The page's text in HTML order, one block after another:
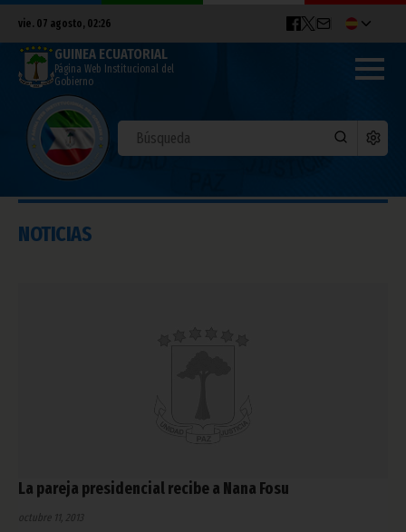
vie. 07 agosto, 02:26
GUINEA ECUATORIAL
Página Web Institucional del
Gobierno
NOTICIAS
La pareja presidencial recibe a Nana Fosu
octubre 11, 2013